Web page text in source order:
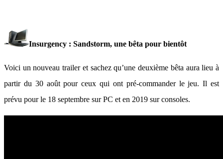
Insurgency : Sandstorm, une bêta pour bientôt
Voici un nouveau trailer et sachez qu’une deuxième bêta aura lieu à
partir du 30 août pour ceux qui ont pré-commander le jeu. Il est
prévu pour le 18 septembre sur PC et en 2019 sur consoles.